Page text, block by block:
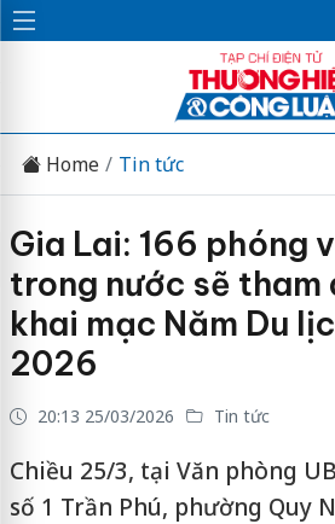
Home Tin tức
Gia Lai: 166 phóng
trong nước sẽ tham
khai mạc Năm Du
2026
20:13 25/03/2026 Tin tức
Chiều 25/3, tại Văn phòng
số 1 Trần Phú, phường Quy